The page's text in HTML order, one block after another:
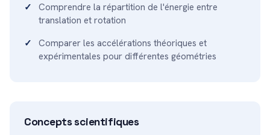
Comprendre la répartition de l'énergie entre
translation et rotation
Comparer les accélérations théoriques et
expérimentales pour différentes géométries
Concepts scientifiques